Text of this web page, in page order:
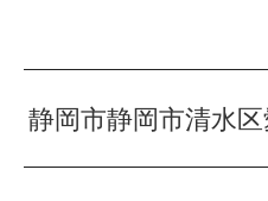
静岡市静岡市清水